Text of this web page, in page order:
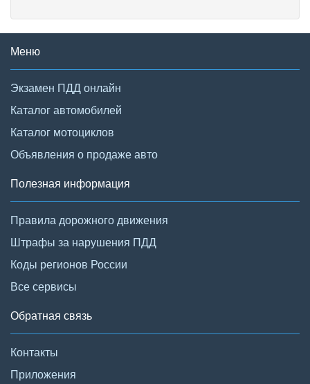
Меню
Экзамен ПДД онлайн
Каталог автомобилей
Каталог мотоциклов
Объявления о продаже авто
Полезная информация
Правила дорожного движения
Штрафы за нарушения ПДД
Коды регионов России
Все сервисы
Обратная связь
Контакты
Приложения